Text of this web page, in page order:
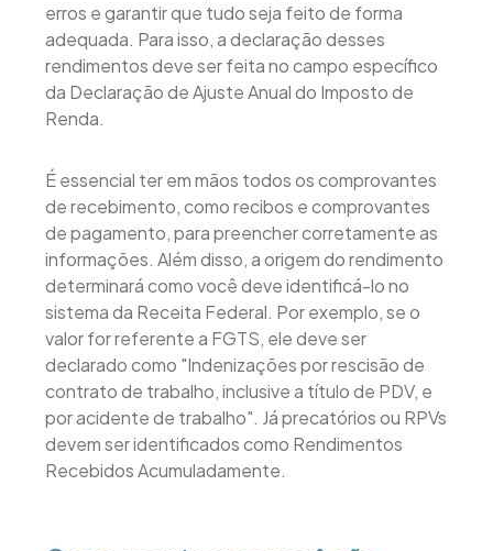
erros e garantir que tudo seja feito de forma
adequada. Para isso, a declaração desses
rendimentos deve ser feita no campo específico
da Declaração de Ajuste Anual do Imposto de
Renda.
É essencial ter em mãos todos os comprovantes
de recebimento, como recibos e comprovantes
de pagamento, para preencher corretamente as
informações. Além disso, a origem do rendimento
determinará como você deve identificá-lo no
sistema da Receita Federal. Por exemplo, se o
valor for referente a FGTS, ele deve ser
declarado como "Indenizações por rescisão de
contrato de trabalho, inclusive a título de PDV, e
por acidente de trabalho". Já precatórios ou RPVs
devem ser identificados como Rendimentos
Recebidos Acumuladamente.